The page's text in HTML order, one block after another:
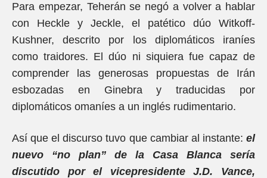
Para empezar, Teherán se negó a volver a hablar
con Heckle y Jeckle, el patético dúo Witkoff-
Kushner, descrito por los diplomáticos iraníes
como traidores. El dúo ni siquiera fue capaz de
comprender las generosas propuestas de Irán
esbozadas en Ginebra y traducidas por
diplomáticos omaníes a un inglés rudimentario.
Así que el discurso tuvo que cambiar al instante: el
nuevo “no plan” de la Casa Blanca sería
discutido por el vicepresidente J.D. Vance,